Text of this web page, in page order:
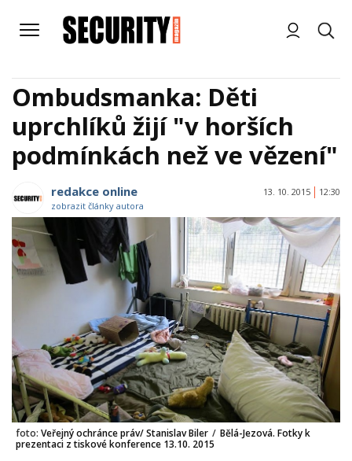
Ombudsmanka: Děti
uprchlíků žijí "v horších
podmínkách než ve vězení"
redakce online
zobrazit články autora
13. 10. 2015 12:30
foto: Veřejný ochránce práv/ Stanislav Biler / Bělá-Jezová. Fotky k
prezentaci z tiskové konference 13.10. 2015